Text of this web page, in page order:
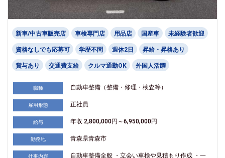
新車/中古車販売店 車検専門店 用品店 国産車 未経験者歓迎
資格なしでも応募可 学歴不問 週休2日 昇給・昇格あり
賞与あり 交通費支給 クルマ通勤OK 外国人活躍
職種 自動車整備（整備・修理・検査等）
雇用形態 正社員
給与 年収 2,800,000円～6,950,000円
勤務地 青森県青森市
仕事内容
自動車整備全般 ・立会い車検や見積もり作成 ・一